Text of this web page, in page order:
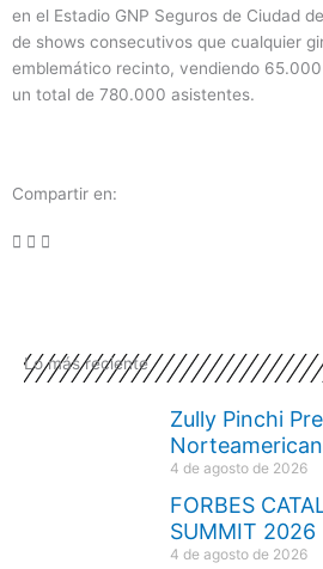
en el Estadio GNP Seguros de Ciudad
de shows consecutivos que cualquier
emblemático recinto, vendiendo
un total de 780.000 asistentes.
Compartir en:
Lo más reciente
Zully Pinchi
4 de agosto de 2026
FORBES
SUMMIT 2026
4 de agosto de 2026